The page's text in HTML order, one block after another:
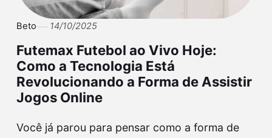
Beto 14/10/2025
Futemax Futebol ao Vivo Hoje:
Como a Tecnologia Está
Revolucionando a Forma de Assistir
Jogos Online
Você já parou para pensar como a forma de